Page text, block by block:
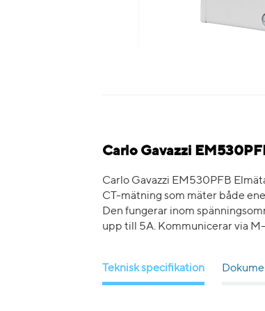
Carlo Gavazzi
Carlo Gavazzi EM530PFB
CT-mätning som mäter både
Den fungerar inom
upp till 5A. Kommunicerar via
Teknisk specifikation